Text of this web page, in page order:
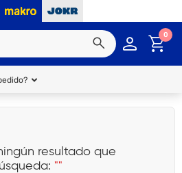
0
resultado que
""